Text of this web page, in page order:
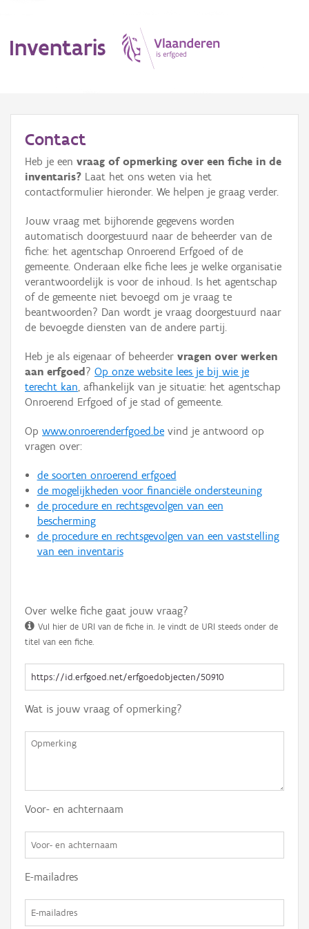
Inventaris
Erfgoedobject
Aanduidingsobject
Waarneming
Thema
Gebeurtenis
Persoon of collectief
Hergebruik
Aanmelden
Contact
Heb je een vraag of opmerking over een fiche in de
inventaris? Laat het ons weten via het
contactformulier hieronder. We helpen je graag verder.
Jouw vraag met bijhorende gegevens worden
automatisch doorgestuurd naar de beheerder van de
fiche: het agentschap Onroerend Erfgoed of de
gemeente. Onderaan elke fiche lees je welke organisatie
verantwoordelijk is voor de inhoud. Is het agentschap
of de gemeente niet bevoegd om je vraag te
beantwoorden? Dan wordt je vraag doorgestuurd naar
de bevoegde diensten van de andere partij.
Heb je als eigenaar of beheerder vragen over werken
aan erfgoed ? Op onze website lees je bij wie je
terecht kan, afhankelijk van je situatie: het agentschap
Onroerend Erfgoed of je stad of gemeente.
Op www.onroerenderfgoed.be vind je antwoord op
vragen over:
de soorten onroerend erfgoed
de mogelijkheden voor financiële ondersteuning
de procedure en rechtsgevolgen van een
bescherming
de procedure en rechtsgevolgen van een vaststelling
van een inventaris
Over welke fiche gaat jouw vraag?
Vul hier de URI van de fiche in. Je vindt de URI steeds onder de
titel van een fiche.
Wat is jouw vraag of opmerking?
Voor- en achternaam
E-mailadres